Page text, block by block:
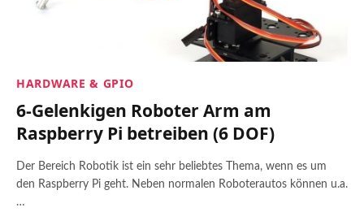
HARDWARE & GPIO
6-Gelenkigen Roboter Arm am
Raspberry Pi betreiben (6 DOF)
Der Bereich Robotik ist ein sehr beliebtes Thema, wenn es um
den Raspberry Pi geht. Neben normalen Roboterautos können u.a.
…